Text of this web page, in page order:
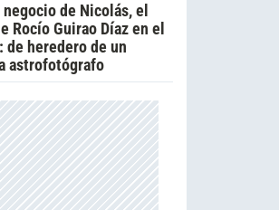
de Nicolás, el
Rocío Guirao Díaz en el
de heredero de un
astrofotógrafo